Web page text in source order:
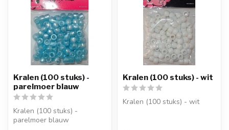
Kralen (100 stuks) -
parelmoer blauw
Kralen (100 stuks) -
parelmoer blauw
Kralen (100 stuks) - wit
Kralen (100 stuks) - wit